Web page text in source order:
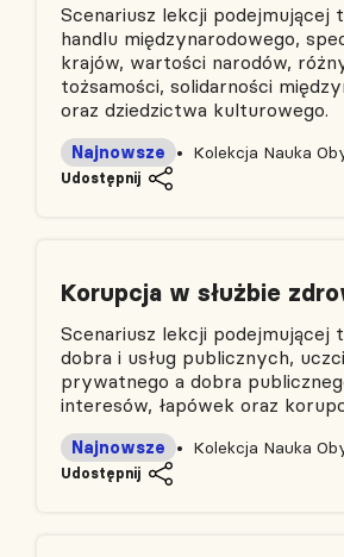
Scenariusz lekcji podejmującej
handlu międzynarodowego,
krajów, wartości narodów,
tożsamości, solidarności
oraz dziedzictwa kulturowego.
Kolekcja Nauka
Najnowsze
Udostępnij
Korupcja w służbie
Scenariusz lekcji podejmującej
dobra i usług publicznych,
prywatnego a dobra
interesów, łapówek oraz
Kolekcja Nauka
Najnowsze
Udostępnij